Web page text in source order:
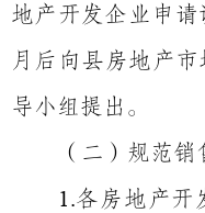
地产开发企业申
月后向县房地产
导小组提出。
（二）规范销
1.各房地产开